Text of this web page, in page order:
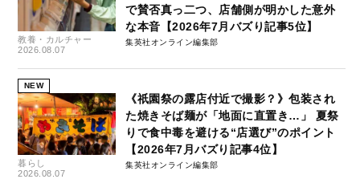
教養・カルチャー
2026.08.07
で賛否真っ二つ、店舗側が明かした意外
な本音【2026年7月バズり記事5位】
集英社オンライン編集部
NEW
暮らし
2026.08.07
《祇園祭の露店付近で撮影？》包装され
た焼きそば麺が「地面に直置き…」 夏祭
りで食中毒を避ける“店選び”のポイント
【2026年7月バズり記事4位】
集英社オンライン編集部